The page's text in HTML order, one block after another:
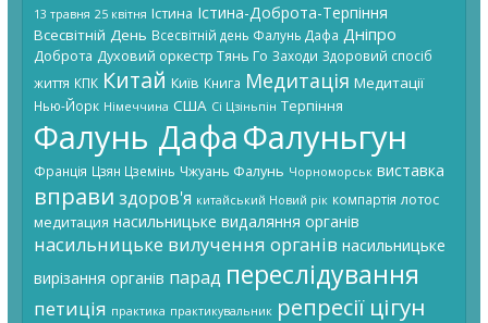
13 травня 25 квітня Істина Істина-Доброта-Терпіння
Всесвітній День Всесвітній день Фалунь Дафа Дніпро
Доброта Духовий оркестр Тянь Го Заходи Здоровий спосіб
життя КПК Китай Київ Книга Медитація Медитації
Нью-Йорк Німеччина США Сі Цзіньпін Терпіння
Фалунь ДафаФалуньгун
Франція Цзян Цземінь Чжуань Фалунь Чорноморськ виставка
вправи здоров'я китайський Новий рік компартія лотос
медитация насильницьке видаляння органів
насильницьке вилучення органів насильницьке
вирізання органів парад переслідування
петиція практика практикувальник репресії цігун